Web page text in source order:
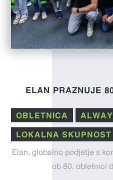
ELAN PRAZNUJE
OBLETNICA
LOKALNA SKUPNOST
Elan, globalno podjetje s
ob 80. obletnici